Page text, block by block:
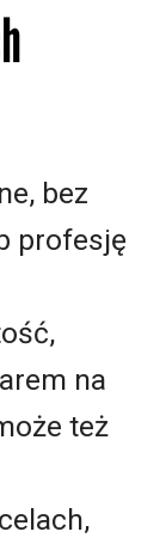
bez
profesję
na
też